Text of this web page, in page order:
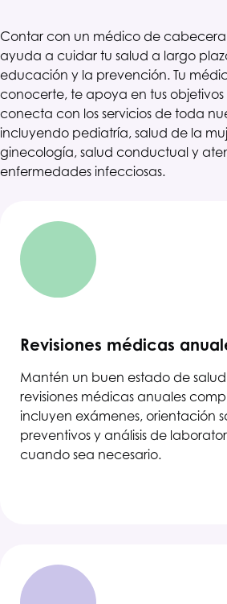
Contar con un médico de
ayuda a cuidar tu salud a largo
educación y la prevención. Tu
conocerte, te apoya en tus
conecta con los servicios de toda
incluyendo pediatría, salud de la
ginecología, salud conductual y
enfermedades infecciosas.
Revisiones médicas
Mantén un buen estado de
revisiones médicas anuales
incluyen exámenes, orientación
preventivos y análisis de
cuando sea necesario.